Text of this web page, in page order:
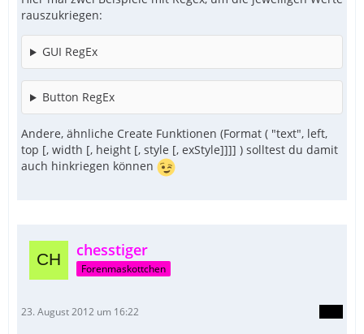
rauszukriegen:
GUI RegEx
Button RegEx
Andere, ähnliche Create Funktionen (Format ( "text", left,
top [, width [, height [, style [, exStyle]]]] ) solltest du damit
auch hinkriegen können
chesstiger
Forenmaskottchen
23. August 2012 um 16:22